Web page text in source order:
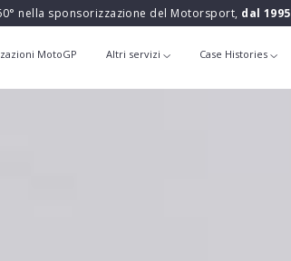
nella sponsorizzazione del Motorsport, dal 1995
MotoGP Altri servizi Case Histories